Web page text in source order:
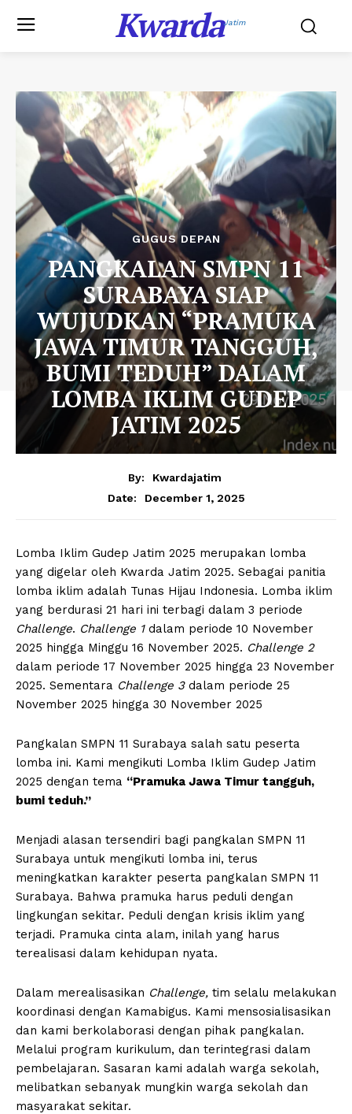
KwardaJatim
GUGUS DEPAN
PANGKALAN SMPN 11
SURABAYA SIAP
WUJUDKAN “PRAMUKA
JAWA TIMUR TANGGUH,
BUMI TEDUH” DALAM
LOMBA IKLIM GUDEP
JATIM 2025
By:
Kwardajatim
Date:
December 1, 2025
Lomba Iklim Gudep Jatim 2025 merupakan lomba
yang digelar oleh Kwarda Jatim 2025. Sebagai panitia
lomba iklim adalah Tunas Hijau Indonesia. Lomba iklim
yang berdurasi 21 hari ini terbagi dalam 3 periode
Challenge. Challenge 1dalam periode 10 November
2025 hingga Minggu 16 November 2025. Challenge 2
dalam periode 17 November 2025 hingga 23 November
2025. Sementara Challenge 3dalam periode 25
November 2025 hingga 30 November 2025
Pangkalan SMPN 11 Surabaya salah satu peserta
lomba ini. Kami mengikuti Lomba Iklim Gudep Jatim
2025 dengan tema “Pramuka Jawa Timur tangguh,
bumi teduh.”
Menjadi alasan tersendiri bagi pangkalan SMPN 11
Surabaya untuk mengikuti lomba ini, terus
meningkatkan karakter peserta pangkalan SMPN 11
Surabaya. Bahwa pramuka harus peduli dengan
lingkungan sekitar. Peduli dengan krisis iklim yang
terjadi. Pramuka cinta alam, inilah yang harus
terealisasi dalam kehidupan nyata.
Dalam merealisasikan Challenge, tim selalu melakukan
koordinasi dengan Kamabigus. Kami mensosialisasikan
dan kami berkolaborasi dengan pihak pangkalan.
Melalui program kurikulum, dan terintegrasi dalam
pembelajaran. Sasaran kami adalah warga sekolah,
melibatkan sebanyak mungkin warga sekolah dan
masyarakat sekitar.